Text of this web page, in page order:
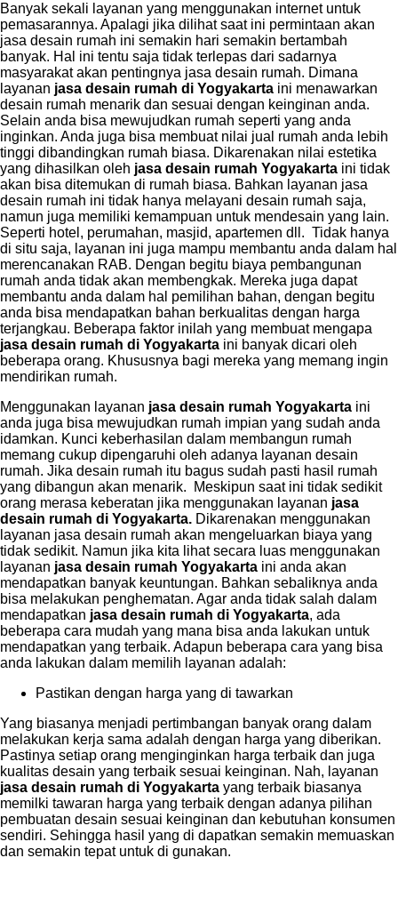
Banyak sekali layanan yang menggunakan internet untuk
pemasarannya. Apalagi jika dilihat saat ini permintaan akan
jasa desain rumah ini semakin hari semakin bertambah
banyak. Hal ini tentu saja tidak terlepas dari sadarnya
masyarakat akan pentingnya jasa desain rumah. Dimana
layanan jasa desain rumah di Yogyakarta ini menawarkan
desain rumah menarik dan sesuai dengan keinginan anda.
Selain anda bisa mewujudkan rumah seperti yang anda
inginkan. Anda juga bisa membuat nilai jual rumah anda lebih
tinggi dibandingkan rumah biasa. Dikarenakan nilai estetika
yang dihasilkan oleh jasa desain rumah Yogyakarta ini tidak
akan bisa ditemukan di rumah biasa. Bahkan layanan jasa
desain rumah ini tidak hanya melayani desain rumah saja,
namun juga memiliki kemampuan untuk mendesain yang lain.
Seperti hotel, perumahan, masjid, apartemen dll. Tidak hanya
di situ saja, layanan ini juga mampu membantu anda dalam hal
merencanakan RAB. Dengan begitu biaya pembangunan
rumah anda tidak akan membengkak. Mereka juga dapat
membantu anda dalam hal pemilihan bahan, dengan begitu
anda bisa mendapatkan bahan berkualitas dengan harga
terjangkau. Beberapa faktor inilah yang membuat mengapa
jasa desain rumah di Yogyakarta ini banyak dicari oleh
beberapa orang. Khususnya bagi mereka yang memang ingin
mendirikan rumah.
Menggunakan layanan jasa desain rumah Yogyakarta ini
anda juga bisa mewujudkan rumah impian yang sudah anda
idamkan. Kunci keberhasilan dalam membangun rumah
memang cukup dipengaruhi oleh adanya layanan desain
rumah. Jika desain rumah itu bagus sudah pasti hasil rumah
yang dibangun akan menarik. Meskipun saat ini tidak sedikit
orang merasa keberatan jika menggunakan layanan jasa
desain rumah di Yogyakarta. Dikarenakan menggunakan
layanan jasa desain rumah akan mengeluarkan biaya yang
tidak sedikit. Namun jika kita lihat secara luas menggunakan
layanan jasa desain rumah Yogyakarta ini anda akan
mendapatkan banyak keuntungan. Bahkan sebaliknya anda
bisa melakukan penghematan. Agar anda tidak salah dalam
mendapatkan jasa desain rumah di Yogyakarta, ada
beberapa cara mudah yang mana bisa anda lakukan untuk
mendapatkan yang terbaik. Adapun beberapa cara yang bisa
anda lakukan dalam memilih layanan adalah:
Pastikan dengan harga yang di tawarkan
Yang biasanya menjadi pertimbangan banyak orang dalam
melakukan kerja sama adalah dengan harga yang diberikan.
Pastinya setiap orang menginginkan harga terbaik dan juga
kualitas desain yang terbaik sesuai keinginan. Nah, layanan
jasa desain rumah di Yogyakarta yang terbaik biasanya
memilki tawaran harga yang terbaik dengan adanya pilihan
pembuatan desain sesuai keinginan dan kebutuhan konsumen
sendiri. Sehingga hasil yang di dapatkan semakin memuaskan
dan semakin tepat untuk di gunakan.